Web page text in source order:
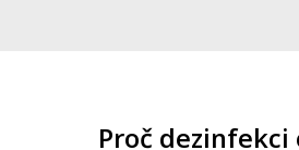
Proč dezinfekci